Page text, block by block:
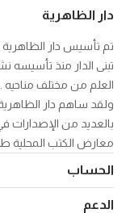
دار الظاهرية
تبنى الدار منذ
العلم من مختلف مناحيه .
ولقد ساهم دار الظاهرية
بالعديد من الإصدارات
معارض الكتب المحلية
الحساب
الدعم